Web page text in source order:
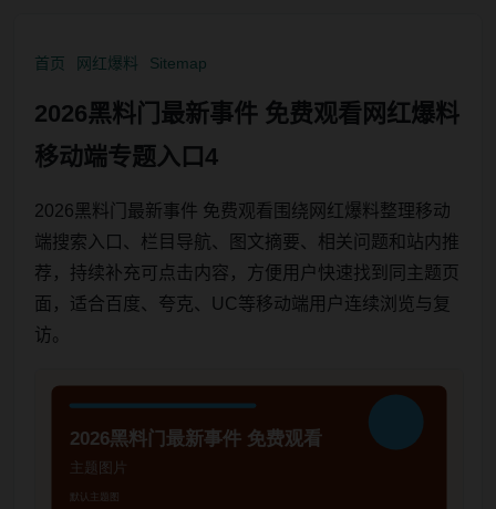
首页 网红爆料 Sitemap
2026黑料门最新事件 免费观看网红爆料
移动端专题入口4
2026黑料门最新事件 免费观看围绕网红爆料整理移动
端搜索入口、栏目导航、图文摘要、相关问题和站内推
荐，持续补充可点击内容，方便用户快速找到同主题页
面，适合百度、夸克、UC等移动端用户连续浏览与复
访。